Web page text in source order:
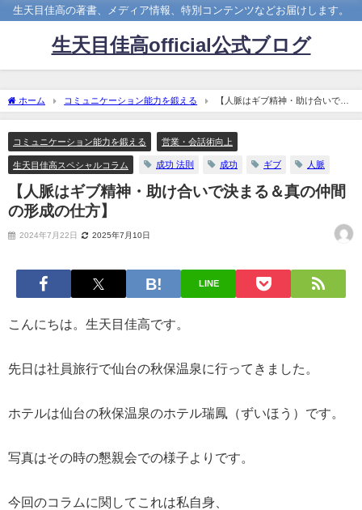
生天目佳高の著書、メディア情報、特別コンテンツなどお届けします。
生天目佳高official公式ブログ
ホーム コミュニケーション能力を鍛える
【人脈はギブ精神・助け合いで決
まる＆真の仲間の形成の仕方】
コミュニケーション能力を鍛える 営業・会話術向上
生天目佳高スペシャルコラム 成功 法則 成功 ギブ 人脈
【人脈はギブ精神・助け合いで決まる＆真の仲間
の形成の仕方】
2024年7月22日 2025年7月10日
LINE
こんにちは。生天目佳高です。
先日は社員旅行で仙台の秋保温泉に行ってきました。
ホテルは仙台の秋保温泉のホテル瑞鳳（ずいほう）です。
写真はその時の懇親会での様子よりです。
今回のコラムに関してこれは私自身、